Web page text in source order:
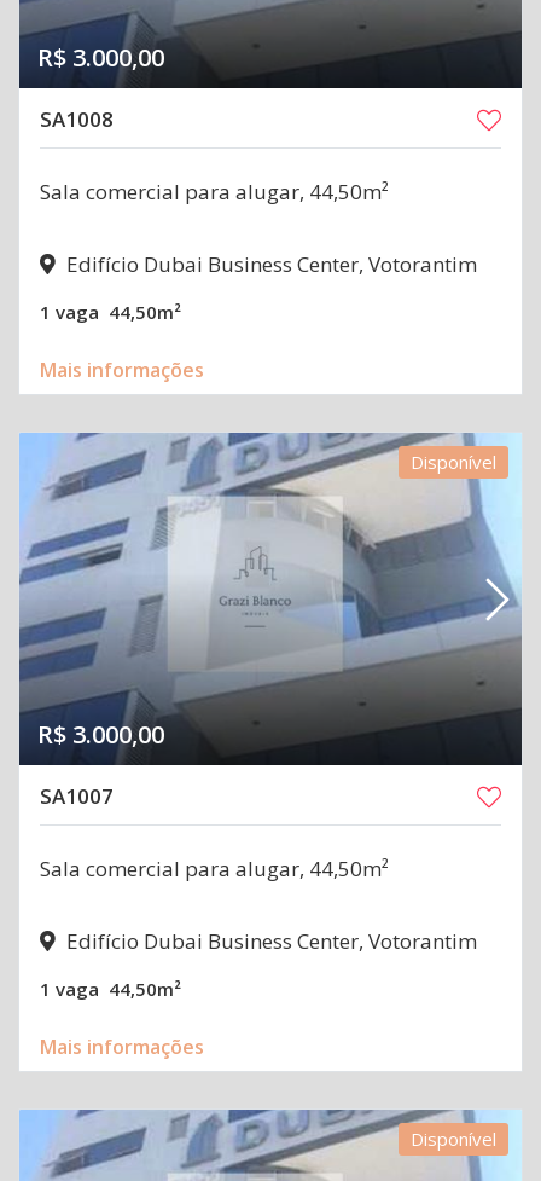
R$ 3.000,00
SA1008
Sala comercial para alugar, 44,50m²
Edifício Dubai Business Center, Votorantim
1 vaga 44,50m²
Mais informações
Disponível
R$ 3.000,00
SA1007
Sala comercial para alugar, 44,50m²
Edifício Dubai Business Center, Votorantim
1 vaga 44,50m²
Mais informações
Disponível